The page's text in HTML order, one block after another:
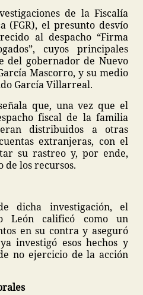
de la Fiscalía
(FGR), el presunto desvío
al despacho “Firma
cuyos principales
del gobernador de Nuevo
Mascorro, y su medio
García Villarreal.
que, una vez que el
fiscal de la familia
distribuidos a otras
extranjeras, con el
su rastreo y, por ende,
los recursos.
dicha investigación, el
León calificó como un
en su contra y aseguró
investigó esos hechos y
no ejercicio de la acción